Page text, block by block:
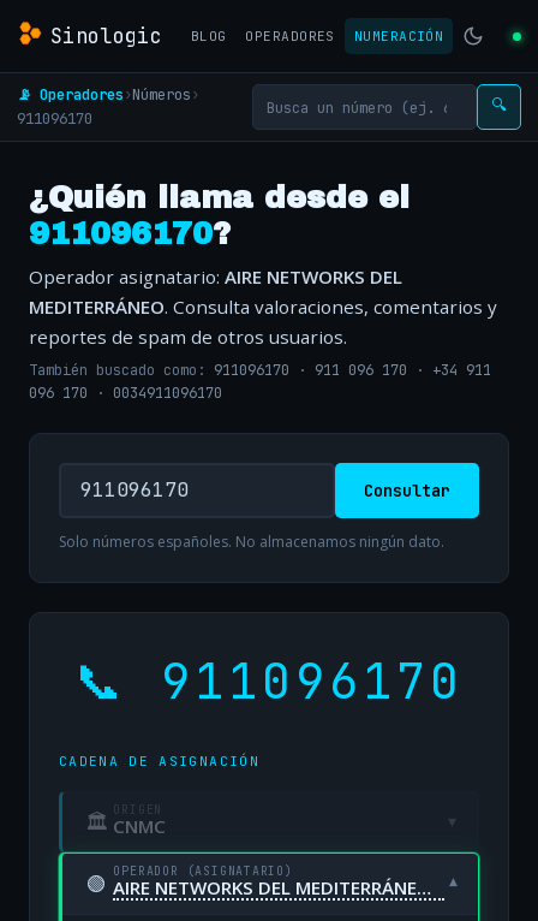
Sinologic BLOG OPERADORES NUMERACIÓN
📡 Operadores›Números›
911096170
🔍
¿Quién llama desde el
911096170?
Operador asignatario: AIRE NETWORKS DEL
MEDITERRÁNEO. Consulta valoraciones, comentarios y
reportes de spam de otros usuarios.
También buscado como: 911096170 · 911 096 170 · +34 911
096 170 · 0034911096170
Consultar
Solo números españoles. No almacenamos ningún dato.
📞 911096170
CADENA DE ASIGNACIÓN
🏛 ORIGEN
CNMC ▾
🟢 OPERADOR (ASIGNATARIO)
AIRE NETWORKS DEL MEDITERRÁNEO, S.L. UNIPERSONAL ▾